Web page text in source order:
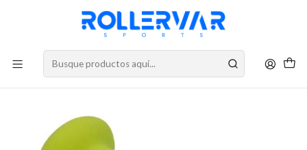
DESPACHOS A TODO CHILE